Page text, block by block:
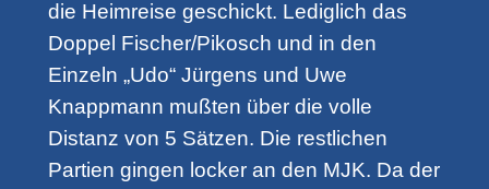
die Heimreise geschickt. Lediglich das
Doppel Fischer/Pikosch und in den
Einzeln „Udo“ Jürgens und Uwe
Knappmann mußten über die volle
Distanz von 5 Sätzen. Die restlichen
Partien gingen locker an den MJK. Da der